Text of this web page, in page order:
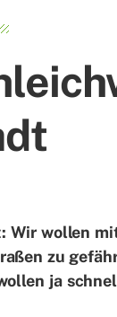
Wir wol­len
zu
ja